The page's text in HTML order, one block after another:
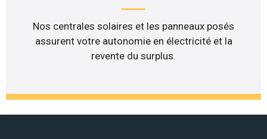
Nos centrales solaires et les panneaux posés
assurent votre autonomie en électricité et la
revente du surplus.